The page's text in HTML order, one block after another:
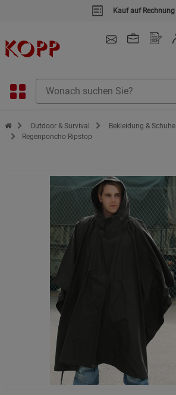
Kauf auf Rechnung
Zur Startseite des Kopp Verlag Online-Shop
Outdoor & Survival Bekleidung & Schuhe
Regenponcho Ripstop